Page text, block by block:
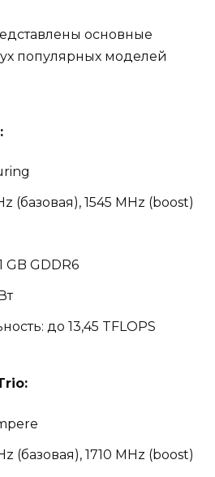
основные
популярных моделей
(базовая), 1545 MHz (boost)
GB GDDR6
до 13,45 TFLOPS
(базовая), 1710 MHz (boost)